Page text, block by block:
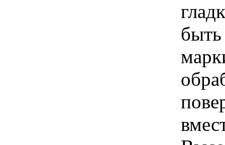
быть